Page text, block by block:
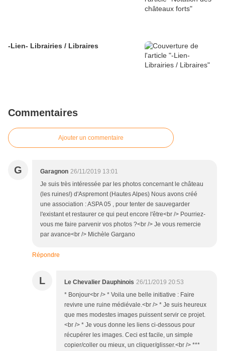
-Lien- Librairies / Libraires
Commentaires
Ajouter un commentaire
G Garagnon 26/11/2019 13:01
Je suis très intéressée par les photos concernant le château
(les ruines!) d'Aspremont (Hautes Alpes) Nous avons créé
une association : ASPA 05 , pour tenter de sauvegarder
l'existant et restaurer ce qui peut encore l'être<br /> Pourriez-
vous me faire parvenir vos photos ?<br /> Je vous remercie
par avance<br /> Michèle Gargano
Répondre
L Le Chevalier Dauphinois 26/11/2019 20:53
* Bonjour<br /> * Voila une belle initiative : Faire
revivre une ruine médiévale.<br /> * Je suis heureux
que mes modestes images puissent servir ce projet.
<br /> * Je vous donne les liens ci-dessous pour
récupérer les images. Ceci est facile, un simple
copier/coller ou mieux, un cliquer/glisser.<br /> ***